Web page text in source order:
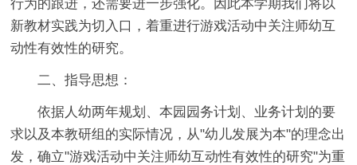
行为的跟进，还需要进一步强化。因此本学期我们将以
新教材实践为切入口，着重进行游戏活动中关注师幼互
动性有效性的研究。
二、指导思想：
依据人幼两年规划、本园园务计划、业务计划的要
求以及本教研组的实际情况，从"幼儿发展为本"的理念出
发，确立"游戏活动中关注师幼互动性有效性的研究"为重